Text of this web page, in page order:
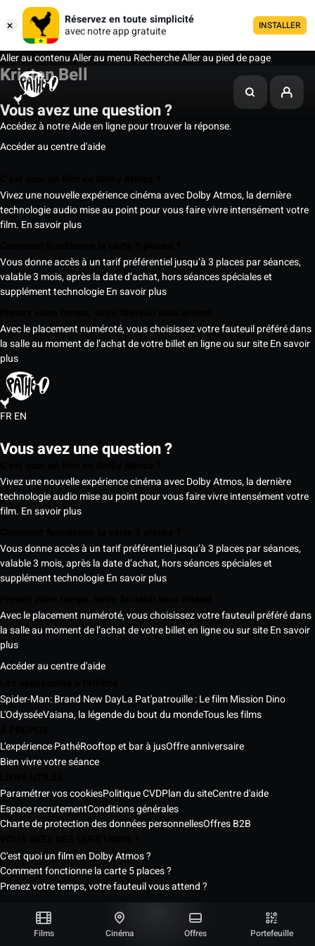
Réservez en toute simplicité
avec notre app gratuite
INSTALLER
Aller au contenuAller au menu RechercheAller au pied de page
Films Cinéma Offres Portefeuille
Kristen Bell
Vous avez une question ?
Accédez à notre Aide en ligne pour trouver la réponse.
Accéder au centre d'aide
Vivez une nouvelle expérience cinéma avec Dolby Atmos, la dernière
technologie audio mise au point pour vous faire vivre intensément votre
film. En savoir plus
Vous donne accès à un tarif préférentiel jusqu’à 3 places par séances,
valable 3 mois, après la date d’achat, hors séances spéciales et
supplément technologieEn savoir plus
Avec le placement numéroté, vous choisissez votre fauteuil préféré dans
la salle au moment de l’achat de votre billet en ligne ou sur siteEn savoir
plus
FREN
Vous avez une question ?
Vivez une nouvelle expérience cinéma avec Dolby Atmos, la dernière
technologie audio mise au point pour vous faire vivre intensément votre
film. En savoir plus
Vous donne accès à un tarif préférentiel jusqu’à 3 places par séances,
valable 3 mois, après la date d’achat, hors séances spéciales et
supplément technologieEn savoir plus
Avec le placement numéroté, vous choisissez votre fauteuil préféré dans
la salle au moment de l’achat de votre billet en ligne ou sur siteEn savoir
plus
Accéder au centre d'aide
Spider-Man: Brand New DayLa Pat'patrouille : Le film Mission Dino
L'OdysséeVaiana, la légende du bout du mondeTous les films
L'expérience PathéRooftop et bar à jusOffre anniversaire
Bien vivre votre séance
Paramétrer vos cookiesPolitique CVDPlan du siteCentre d'aide
Espace recrutementConditions générales
Charte de protection des données personnellesOffres B2B
C'est quoi un film en Dolby Atmos ?
Comment fonctionne la carte 5 places ?
Prenez votre temps, votre fauteuil vous attend ?
Les Cinémas Pathé Sénégal © 2026
Tous droits réservés ®